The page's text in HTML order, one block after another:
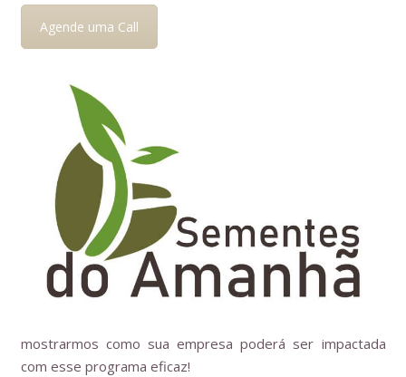
Agende uma Call
mostrarmos como sua empresa poderá ser impactada
com esse programa eficaz!